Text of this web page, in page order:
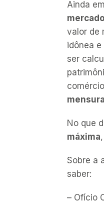
Ainda
valor de
idônea e
ser
No que
máxima,
Sobre a
saber:
– Ofício